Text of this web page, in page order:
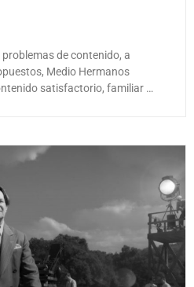
de contenido, a
Medio Hermanos
satisfactorio, familiar …